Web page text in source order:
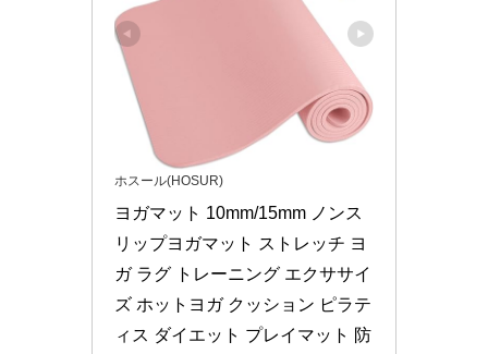
ホスール(HOSUR)
ヨガマット 10mm/15mm ノンス
リップヨガマット ストレッチ ヨ
ガ ラグ トレーニング エクササイ
ズ ホットヨガ クッション ピラテ
ィス ダイエット プレイマット 防